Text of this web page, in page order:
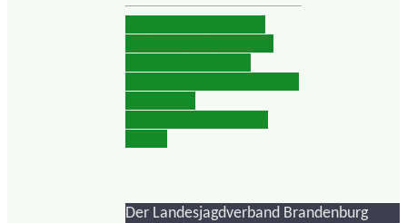
Der Landesjagdverband Brandenburg